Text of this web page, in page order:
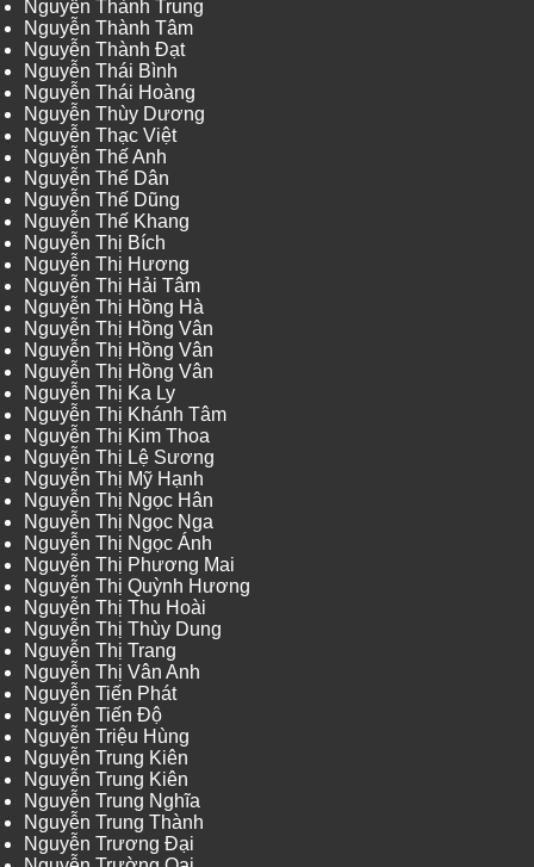
Nguyễn Thành Trung
Nguyễn Thành Tâm
Nguyễn Thành Đạt
Nguyễn Thái Bình
Nguyễn Thái Hoàng
Nguyễn Thùy Dương
Nguyễn Thạc Việt
Nguyễn Thế Anh
Nguyễn Thế Dân
Nguyễn Thế Dũng
Nguyễn Thế Khang
Nguyễn Thị Bích
Nguyễn Thị Hương
Nguyễn Thị Hải Tâm
Nguyễn Thị Hồng Hà
Nguyễn Thị Hồng Vân
Nguyễn Thị Hồng Vân
Nguyễn Thị Hồng Vân
Nguyễn Thị Ka Ly
Nguyễn Thị Khánh Tâm
Nguyễn Thị Kim Thoa
Nguyễn Thị Lệ Sương
Nguyễn Thị Mỹ Hạnh
Nguyễn Thị Ngọc Hân
Nguyễn Thị Ngọc Nga
Nguyễn Thị Ngọc Ánh
Nguyễn Thị Phương Mai
Nguyễn Thị Quỳnh Hương
Nguyễn Thị Thu Hoài
Nguyễn Thị Thùy Dung
Nguyễn Thị Trang
Nguyễn Thị Vân Anh
Nguyễn Tiến Phát
Nguyễn Tiến Độ
Nguyễn Triệu Hùng
Nguyễn Trung Kiên
Nguyễn Trung Kiên
Nguyễn Trung Nghĩa
Nguyễn Trung Thành
Nguyễn Trương Đại